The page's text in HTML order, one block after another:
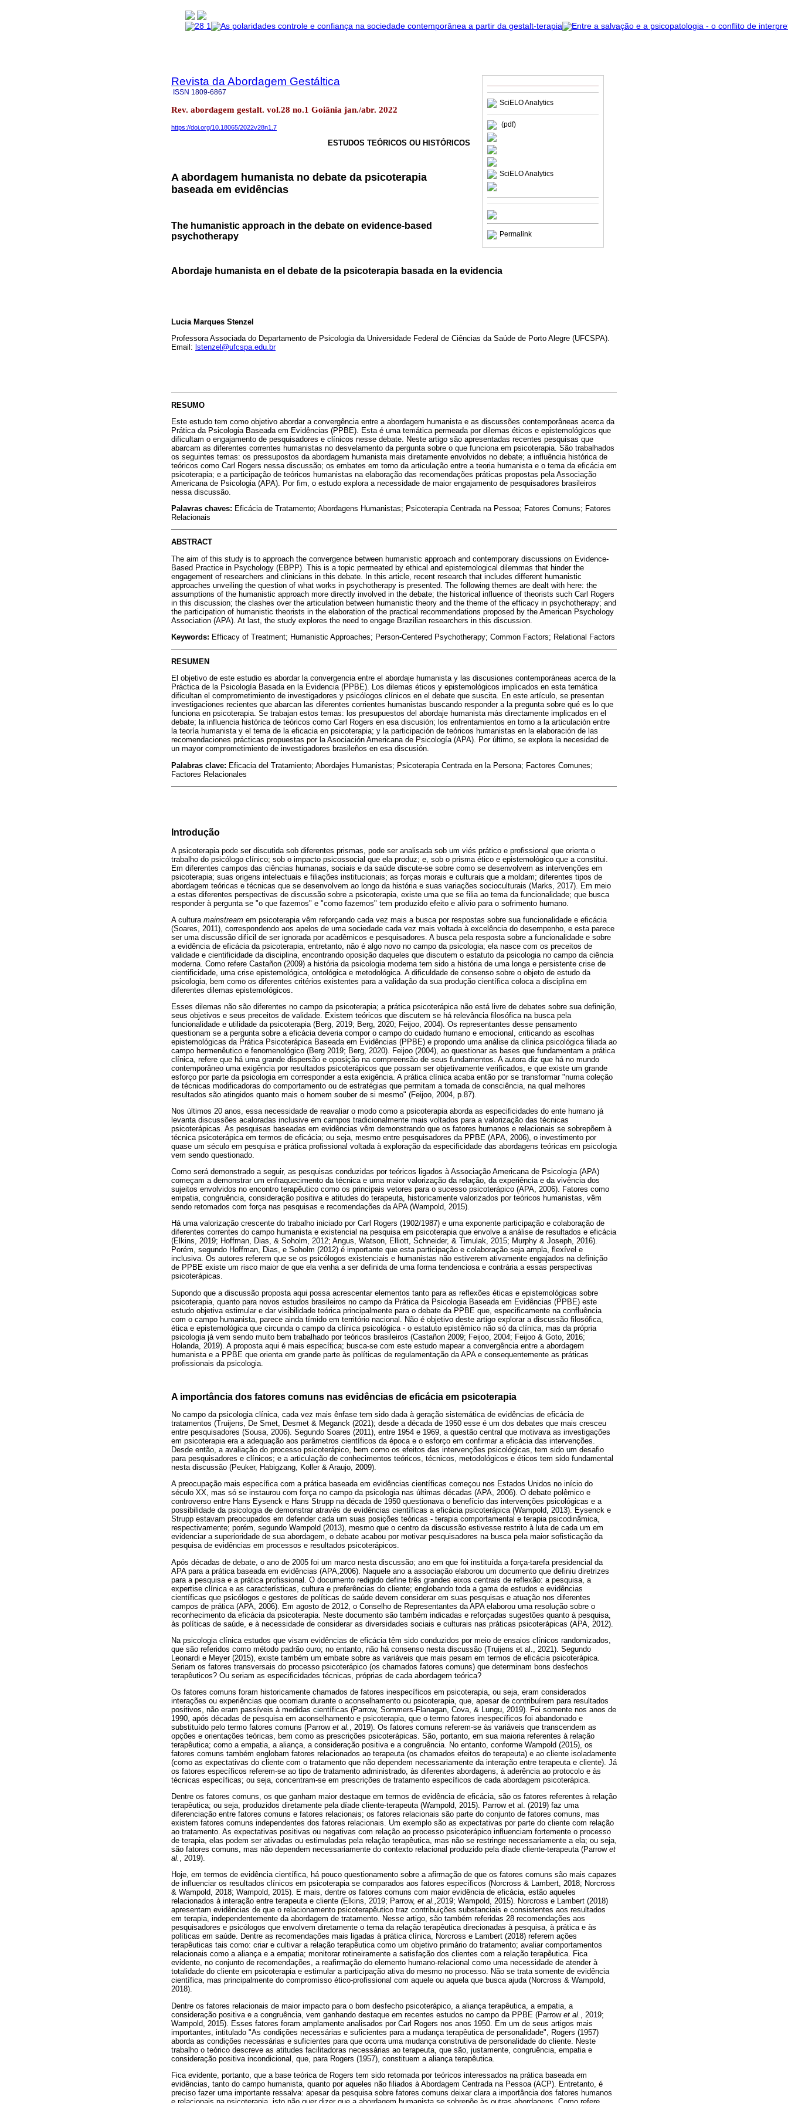
SciELO Analytics
(pdf)
SciELO Analytics
Permalink
Revista da Abordagem Gestáltica
ISSN 1809-6867
Rev. abordagem gestalt. vol.28 no.1 Goiânia jan./abr. 2022
https://doi.org/10.18065/2022v28n1.7
ESTUDOS TEÓRICOS OU HISTÓRICOS
A abordagem humanista no debate da psicoterapia
baseada em evidências
The humanistic approach in the debate on evidence-based
psychotherapy
Abordaje humanista en el debate de la psicoterapia basada en la evidencia
Lucia Marques Stenzel
Professora Associada do Departamento de Psicologia da Universidade Federal de Ciências da Saúde de Porto Alegre (UFCSPA).
Email: lstenzel@ufcspa.edu.br
RESUMO
Este estudo tem como objetivo abordar a convergência entre a abordagem humanista e as discussões contemporâneas acerca da
Prática da Psicologia Baseada em Evidências (PPBE). Esta é uma temática permeada por dilemas éticos e epistemológicos que
dificultam o engajamento de pesquisadores e clínicos nesse debate. Neste artigo são apresentadas recentes pesquisas que
abarcam as diferentes correntes humanistas no desvelamento da pergunta sobre o que funciona em psicoterapia. São trabalhados
os seguintes temas: os pressupostos da abordagem humanista mais diretamente envolvidos no debate; a influência histórica de
teóricos como Carl Rogers nessa discussão; os embates em torno da articulação entre a teoria humanista e o tema da eficácia em
psicoterapia; e a participação de teóricos humanistas na elaboração das recomendações práticas propostas pela Associação
Americana de Psicologia (APA). Por fim, o estudo explora a necessidade de maior engajamento de pesquisadores brasileiros
nessa discussão.
Palavras chaves: Eficácia de Tratamento; Abordagens Humanistas; Psicoterapia Centrada na Pessoa; Fatores Comuns; Fatores
Relacionais
ABSTRACT
The aim of this study is to approach the convergence between humanistic approach and contemporary discussions on Evidence-
Based Practice in Psychology (EBPP). This is a topic permeated by ethical and epistemological dilemmas that hinder the
engagement of researchers and clinicians in this debate. In this article, recent research that includes different humanistic
approaches unveiling the question of what works in psychotherapy is presented. The following themes are dealt with here: the
assumptions of the humanistic approach more directly involved in the debate; the historical influence of theorists such Carl Rogers
in this discussion; the clashes over the articulation between humanistic theory and the theme of the efficacy in psychotherapy; and
the participation of humanistic theorists in the elaboration of the practical recommendations proposed by the American Psychology
Association (APA). At last, the study explores the need to engage Brazilian researchers in this discussion.
Keywords: Efficacy of Treatment; Humanistic Approaches; Person-Centered Psychotherapy; Common Factors; Relational Factors
RESUMEN
El objetivo de este estudio es abordar la convergencia entre el abordaje humanista y las discusiones contemporáneas acerca de la
Práctica de la Psicología Basada en la Evidencia (PPBE). Los dilemas éticos y epistemológicos implicados en esta temática
dificultan el comprometimiento de investigadores y psicólogos clínicos en el debate que suscita. En este artículo, se presentan
investigaciones recientes que abarcan las diferentes corrientes humanistas buscando responder a la pregunta sobre qué es lo que
funciona en psicoterapia. Se trabajan estos temas: los presupuestos del abordaje humanista más directamente implicados en el
debate; la influencia histórica de teóricos como Carl Rogers en esa discusión; los enfrentamientos en torno a la articulación entre
la teoría humanista y el tema de la eficacia en psicoterapia; y la participación de teóricos humanistas en la elaboración de las
recomendaciones prácticas propuestas por la Asociación Americana de Psicología (APA). Por último, se explora la necesidad de
un mayor comprometimiento de investigadores brasileños en esa discusión.
Palabras clave: Eficacia del Tratamiento; Abordajes Humanistas; Psicoterapia Centrada en la Persona; Factores Comunes;
Factores Relacionales
Introdução
A psicoterapia pode ser discutida sob diferentes prismas, pode ser analisada sob um viés prático e profissional que orienta o
trabalho do psicólogo clínico; sob o impacto psicossocial que ela produz; e, sob o prisma ético e epistemológico que a constitui.
Em diferentes campos das ciências humanas, sociais e da saúde discute-se sobre como se desenvolvem as intervenções em
psicoterapia; suas origens intelectuais e filiações institucionais; as forças morais e culturais que a moldam; diferentes tipos de
abordagem teóricas e técnicas que se desenvolvem ao longo da história e suas variações socioculturais (Marks, 2017). Em meio
a estas diferentes perspectivas de discussão sobre a psicoterapia, existe uma que se filia ao tema da funcionalidade; que busca
responder à pergunta se "o que fazemos" e "como fazemos" tem produzido efeito e alívio para o sofrimento humano.
A cultura mainstream em psicoterapia vêm reforçando cada vez mais a busca por respostas sobre sua funcionalidade e eficácia
(Soares, 2011), correspondendo aos apelos de uma sociedade cada vez mais voltada à excelência do desempenho, e esta parece
ser uma discussão difícil de ser ignorada por acadêmicos e pesquisadores. A busca pela resposta sobre a funcionalidade e sobre
a evidência de eficácia da psicoterapia, entretanto, não é algo novo no campo da psicologia; ela nasce com os preceitos de
validade e cientificidade da disciplina, encontrando oposição daqueles que discutem o estatuto da psicologia no campo da ciência
moderna. Como refere Castañon (2009) a história da psicologia moderna tem sido a história de uma longa e persistente crise de
cientificidade, uma crise epistemológica, ontológica e metodológica. A dificuldade de consenso sobre o objeto de estudo da
psicologia, bem como os diferentes critérios existentes para a validação da sua produção científica coloca a disciplina em
diferentes dilemas epistemológicos.
Esses dilemas não são diferentes no campo da psicoterapia; a prática psicoterápica não está livre de debates sobre sua definição,
seus objetivos e seus preceitos de validade. Existem teóricos que discutem se há relevância filosófica na busca pela
funcionalidade e utilidade da psicoterapia (Berg, 2019; Berg, 2020; Feijoo, 2004). Os representantes desse pensamento
questionam se a pergunta sobre a eficácia deveria compor o campo do cuidado humano e emocional, criticando as escolhas
epistemológicas da Prática Psicoterápica Baseada em Evidências (PPBE) e propondo uma análise da clínica psicológica filiada ao
campo hermenêutico e fenomenológico (Berg 2019; Berg, 2020). Feijoo (2004), ao questionar as bases que fundamentam a prática
clínica, refere que há uma grande dispersão e oposição na compreensão de seus fundamentos. A autora diz que há no mundo
contemporâneo uma exigência por resultados psicoterápicos que possam ser objetivamente verificados, e que existe um grande
esforço por parte da psicologia em corresponder a esta exigência. A prática clínica acaba então por se transformar "numa coleção
de técnicas modificadoras do comportamento ou de estratégias que permitam a tomada de consciência, na qual melhores
resultados são atingidos quanto mais o homem souber de si mesmo" (Feijoo, 2004, p.87).
Nos últimos 20 anos, essa necessidade de reavaliar o modo como a psicoterapia aborda as especificidades do ente humano já
levanta discussões acaloradas inclusive em campos tradicionalmente mais voltados para a valorização das técnicas
psicoterápicas. As pesquisas baseadas em evidências vêm demonstrando que os fatores humanos e relacionais se sobrepõem à
técnica psicoterápica em termos de eficácia; ou seja, mesmo entre pesquisadores da PPBE (APA, 2006), o investimento por
quase um século em pesquisa e prática profissional voltada à exploração da especificidade das abordagens teóricas em psicologia
vem sendo questionado.
Como será demonstrado a seguir, as pesquisas conduzidas por teóricos ligados à Associação Americana de Psicologia (APA)
começam a demonstrar um enfraquecimento da técnica e uma maior valorização da relação, da experiência e da vivência dos
sujeitos envolvidos no encontro terapêutico como os principais vetores para o sucesso psicoterápico (APA, 2006). Fatores como
empatia, congruência, consideração positiva e atitudes do terapeuta, historicamente valorizados por teóricos humanistas, vêm
sendo retomados com força nas pesquisas e recomendações da APA (Wampold, 2015).
Há uma valorização crescente do trabalho iniciado por Carl Rogers (1902/1987) e uma exponente participação e colaboração de
diferentes correntes do campo humanista e existencial na pesquisa em psicoterapia que envolve a análise de resultados e eficácia
(Elkins, 2019; Hoffman, Dias, & Soholm, 2012; Angus, Watson, Elliott, Schneider, & Timulak, 2015; Murphy & Joseph, 2016).
Porém, segundo Hoffman, Dias, e Soholm (2012) é importante que esta participação e colaboração seja ampla, flexível e
inclusiva. Os autores referem que se os psicólogos existenciais e humanistas não estiverem ativamente engajados na definição
de PPBE existe um risco maior de que ela venha a ser definida de uma forma tendenciosa e contrária a essas perspectivas
psicoterápicas.
Supondo que a discussão proposta aqui possa acrescentar elementos tanto para as reflexões éticas e epistemológicas sobre
psicoterapia, quanto para novos estudos brasileiros no campo da Prática da Psicologia Baseada em Evidências (PPBE) este
estudo objetiva estimular e dar visibilidade teórica principalmente para o debate da PPBE que, especificamente na confluência
com o campo humanista, parece ainda tímido em território nacional. Não é objetivo deste artigo explorar a discussão filosófica,
ética e epistemológica que circunda o campo da clínica psicológica - o estatuto epistêmico não só da clínica, mas da própria
psicologia já vem sendo muito bem trabalhado por teóricos brasileiros (Castañon 2009; Feijoo, 2004; Feijoo & Goto, 2016;
Holanda, 2019). A proposta aqui é mais específica; busca-se com este estudo mapear a convergência entre a abordagem
humanista e a PPBE que orienta em grande parte às políticas de regulamentação da APA e consequentemente as práticas
profissionais da psicologia.
A importância dos fatores comuns nas evidências de eficácia em psicoterapia
No campo da psicologia clínica, cada vez mais ênfase tem sido dada à geração sistemática de evidências de eficácia de
tratamentos (Truijens, De Smet, Desmet & Meganck (2021); desde a década de 1950 esse é um dos debates que mais cresceu
entre pesquisadores (Sousa, 2006). Segundo Soares (2011), entre 1954 e 1969, a questão central que motivava as investigações
em psicoterapia era a adequação aos parâmetros científicos da época e o esforço em confirmar a eficácia das intervenções.
Desde então, a avaliação do processo psicoterápico, bem como os efeitos das intervenções psicológicas, tem sido um desafio
para pesquisadores e clínicos; e a articulação de conhecimentos teóricos, técnicos, metodológicos e éticos tem sido fundamental
nesta discussão (Peuker, Habigzang, Koller & Araujo, 2009).
A preocupação mais específica com a prática baseada em evidências científicas começou nos Estados Unidos no início do
século XX, mas só se instaurou com força no campo da psicologia nas últimas décadas (APA, 2006). O debate polêmico e
controverso entre Hans Eysenck e Hans Strupp na década de 1950 questionava o benefício das intervenções psicológicas e a
possibilidade da psicologia de demonstrar através de evidências científicas a eficácia psicoterápica (Wampold, 2013). Eysenck e
Strupp estavam preocupados em defender cada um suas posições teóricas - terapia comportamental e terapia psicodinâmica,
respectivamente; porém, segundo Wampold (2013), mesmo que o centro da discussão estivesse restrito à luta de cada um em
evidenciar a superioridade de sua abordagem, o debate acabou por motivar pesquisadores na busca pela maior sofisticação da
pesquisa de evidências em processos e resultados psicoterápicos.
Após décadas de debate, o ano de 2005 foi um marco nesta discussão; ano em que foi instituída a força-tarefa presidencial da
APA para a prática baseada em evidências (APA,2006). Naquele ano a associação elaborou um documento que definiu diretrizes
para a pesquisa e a prática profissional. O documento redigido define três grandes eixos centrais de reflexão: a pesquisa, a
expertise clínica e as características, cultura e preferências do cliente; englobando toda a gama de estudos e evidências
científicas que psicólogos e gestores de políticas de saúde devem considerar em suas pesquisas e atuação nos diferentes
campos de prática (APA, 2006). Em agosto de 2012, o Conselho de Representantes da APA elaborou uma resolução sobre o
reconhecimento da eficácia da psicoterapia. Neste documento são também indicadas e reforçadas sugestões quanto à pesquisa,
às políticas de saúde, e à necessidade de considerar as diversidades sociais e culturais nas práticas psicoterápicas (APA, 2012).
Na psicologia clínica estudos que visam evidências de eficácia têm sido conduzidos por meio de ensaios clínicos randomizados,
que são referidos como método padrão ouro; no entanto, não há consenso nesta discussão (Truijens et al., 2021). Segundo
Leonardi e Meyer (2015), existe também um embate sobre as variáveis que mais pesam em termos de eficácia psicoterápica.
Seriam os fatores transversais do processo psicoterápico (os chamados fatores comuns) que determinam bons desfechos
terapêuticos? Ou seriam as especificidades técnicas, próprias de cada abordagem teórica?
Os fatores comuns foram historicamente chamados de fatores inespecíficos em psicoterapia, ou seja, eram considerados
interações ou experiências que ocorriam durante o aconselhamento ou psicoterapia, que, apesar de contribuírem para resultados
positivos, não eram passíveis à medidas científicas (Parrow, Sommers-Flanagan, Cova, & Lungu, 2019). Foi somente nos anos de
1990, após décadas de pesquisa em aconselhamento e psicoterapia, que o termo fatores inespecíficos foi abandonado e
substituído pelo termo fatores comuns (Parrow et al.
, 2019). Os fatores comuns referem-se às variáveis que transcendem as
opções e orientações teóricas, bem como as prescrições psicoterápicas. São, portanto, em sua maioria referentes à relação
terapêutica; como a empatia, a aliança, a consideração positiva e a congruência. No entanto, conforme Wampold (2015), os
fatores comuns também englobam fatores relacionados ao terapeuta (os chamados efeitos do terapeuta) e ao cliente isoladamente
(como as expectativas do cliente com o tratamento que não dependem necessariamente da interação entre terapeuta e cliente). Já
os fatores específicos referem-se ao tipo de tratamento administrado, às diferentes abordagens, à aderência ao protocolo e às
técnicas específicas; ou seja, concentram-se em prescrições de tratamento específicos de cada abordagem psicoterápica.
Dentre os fatores comuns, os que ganham maior destaque em termos de evidência de eficácia, são os fatores referentes à relação
terapêutica; ou seja, produzidos diretamente pela díade cliente-terapeuta (Wampold, 2015). Parrow et al. (2019) faz uma
diferenciação entre fatores comuns e fatores relacionais; os fatores relacionais são parte do conjunto de fatores comuns, mas
existem fatores comuns independentes dos fatores relacionais. Um exemplo são as expectativas por parte do cliente com relação
ao tratamento. As expectativas positivas ou negativas com relação ao processo psicoterápico influenciam fortemente o processo
de terapia, elas podem ser ativadas ou estimuladas pela relação terapêutica, mas não se restringe necessariamente a ela; ou seja,
são fatores comuns, mas não dependem necessariamente do contexto relacional produzido pela díade cliente-terapeuta (Parrow et
al. , 2019).
Hoje, em termos de evidência científica, há pouco questionamento sobre a afirmação de que os fatores comuns são mais capazes
de influenciar os resultados clínicos em psicoterapia se comparados aos fatores específicos (Norcross & Lambert, 2018; Norcross
& Wampold, 2018; Wampold, 2015). E mais, dentre os fatores comuns com maior evidência de eficácia, estão aqueles
relacionados à interação entre terapeuta e cliente (Elkins, 2019; Parrow, et al.,2019; Wampold, 2015). Norcross e Lambert (2018)
apresentam evidências de que o relacionamento psicoterapêutico traz contribuições substanciais e consistentes aos resultados
em terapia, independentemente da abordagem de tratamento. Nesse artigo, são também referidas 28 recomendações aos
pesquisadores e psicólogos que envolvem diretamente o tema da relação terapêutica direcionadas à pesquisa, à prática e às
políticas em saúde. Dentre as recomendações mais ligadas à prática clínica, Norcross e Lambert (2018) referem ações
terapêuticas tais como: criar e cultivar a relação terapêutica como um objetivo primário do tratamento; avaliar comportamentos
relacionais como a aliança e a empatia; monitorar rotineiramente a satisfação dos clientes com a relação terapêutica. Fica
evidente, no conjunto de recomendações, a reafirmação do elemento humano-relacional como uma necessidade de atender à
totalidade do cliente em psicoterapia e estimular a participação ativa do mesmo no processo. Não se trata somente de evidência
científica, mas principalmente do compromisso ético-profissional com aquele ou aquela que busca ajuda (Norcross & Wampold,
2018).
Dentre os fatores relacionais de maior impacto para o bom desfecho psicoterápico, a aliança terapêutica, a empatia, a
consideração positiva e a congruência, vem ganhando destaque em recentes estudos no campo da PPBE (Parrow et al.
, 2019;
Wampold, 2015). Esses fatores foram amplamente analisados por Carl Rogers nos anos 1950. Em um de seus artigos mais
importantes, intitulado "As condições necessárias e suficientes para a mudança terapêutica de personalidade", Rogers (1957)
aborda as condições necessárias e suficientes para que ocorra uma mudança construtiva de personalidade do cliente. Neste
trabalho o teórico descreve as atitudes facilitadoras necessárias ao terapeuta, que são, justamente, congruência, empatia e
consideração positiva incondicional, que, para Rogers (1957), constituem a aliança terapêutica.
Fica evidente, portanto, que a base teórica de Rogers tem sido retomada por teóricos interessados na prática baseada em
evidências, tanto do campo humanista, quanto por aqueles não filiados à Abordagem Centrada na Pessoa (ACP). Entretanto, é
preciso fazer uma importante ressalva: apesar da pesquisa sobre fatores comuns deixar clara a importância dos fatores humanos